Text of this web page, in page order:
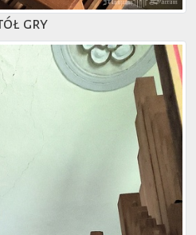
gry